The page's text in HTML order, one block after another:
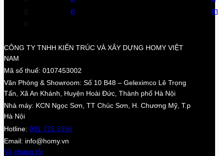
CÔNG TY TNHH KIẾN TRÚC VÀ XÂY DỰNG HOMY VIỆT
NAM
Mã số thuế: 0107453002
Văn Phòng & Showroom: Số 10 B48 – Geleximco Lê Trọng
Tấn, Xã An Khánh, Huyện Hoài Đức, Thành phố Hà Nội
Nhà máy: KCN Ngọc Sơn, TT Chúc Sơn, H. Chương Mỹ, T.p
Hà Nội
Hotline: 091 726 6996
Email: info@homy.vn
Về chúng tôi